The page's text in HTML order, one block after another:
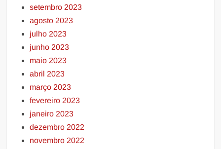
setembro 2023
agosto 2023
julho 2023
junho 2023
maio 2023
abril 2023
março 2023
fevereiro 2023
janeiro 2023
dezembro 2022
novembro 2022